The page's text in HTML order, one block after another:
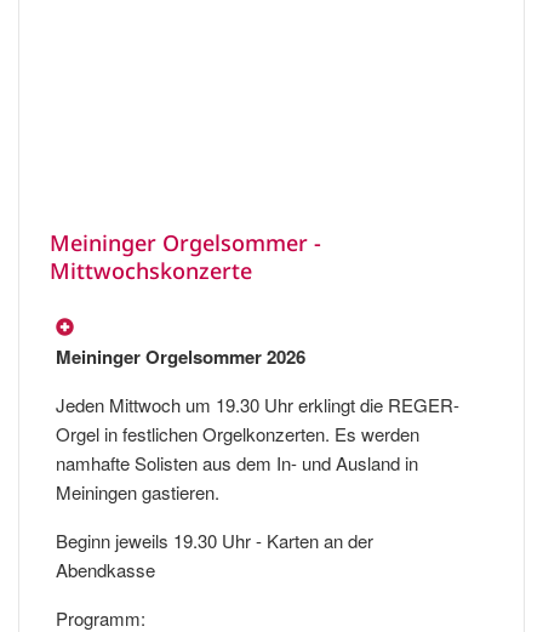
Meininger Orgelsommer -
Mittwochskonzerte
Meininger Orgelsommer 2026
Jeden Mittwoch um 19.30 Uhr erklingt die REGER-
Orgel in festlichen Orgelkonzerten. Es werden
namhafte Solisten aus dem In- und Ausland in
Meiningen gastieren.
Beginn jeweils 19.30 Uhr - Karten an der
Abendkasse
Programm: